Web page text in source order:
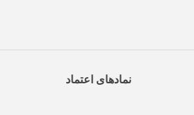
نمادهای اعتماد